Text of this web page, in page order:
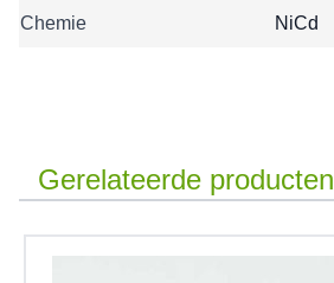
Chemie NiCd
Gerelateerde producten